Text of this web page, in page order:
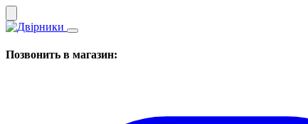
Позвонить в магазин: